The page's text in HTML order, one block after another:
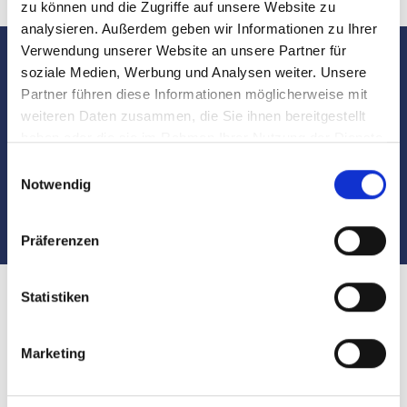
zu können und die Zugriffe auf unsere Website zu
analysieren. Außerdem geben wir Informationen zu Ihrer
Verwendung unserer Website an unsere Partner für
soziale Medien, Werbung und Analysen weiter. Unsere
Partner führen diese Informationen möglicherweise mit
weiteren Daten zusammen, die Sie ihnen bereitgestellt
Notwendig
Präferenzen
Statistiken
Marketing
Sie sind interessiert?
Kontaktieren Sie uns
unter
089 2306962-0
Wohnung verkaufen in München Laim
Wir wickeln den
München
routiniert, schnell und erfolgreich ab. Hegerich